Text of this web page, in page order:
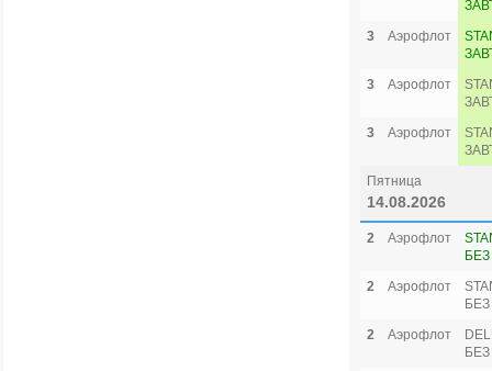
3
Аэрофлот
3
Аэрофлот
3
Аэрофлот
Пятница
14.08.2026
2 Аэрофлот
2
Аэрофлот
2
Аэрофлот